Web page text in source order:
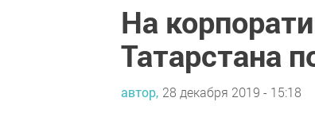
На
Татарстана
автор, 28 декабря 2019 - 15:18